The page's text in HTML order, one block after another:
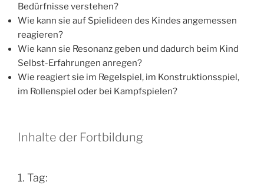
Bedürfnisse verstehen?
Wie kann sie auf Spielideen des Kindes angemessen
reagieren?
Wie kann sie Resonanz geben und dadurch beim Kind
Selbst-Erfahrungen anregen?
Wie reagiert sie im Regelspiel, im Konstruktionsspiel,
im Rollenspiel oder bei Kampfspielen?
Inhalte der Fortbildung
1. Tag: